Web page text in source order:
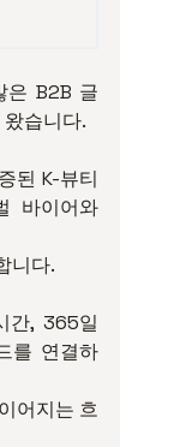
은 B2B 글
습니다.
된 K-뷰티
바이어와
니다.
간, 365일
를 연결하
어지는 흐